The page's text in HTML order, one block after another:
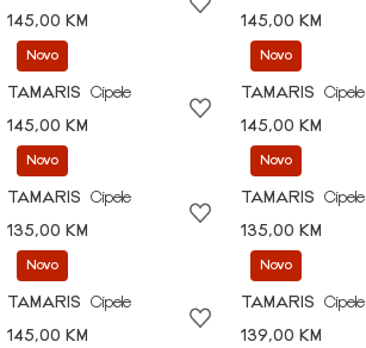
145,00 KM
145,00 KM
Novo
TAMARIS
Cipele
145,00 KM
Novo
TAMARIS
Cipele
145,00 KM
Novo
TAMARIS
Cipele
135,00 KM
Novo
TAMARIS
Cipele
135,00 KM
Novo
TAMARIS
Cipele
145,00 KM
Novo
TAMARIS
Cipele
139,00 KM